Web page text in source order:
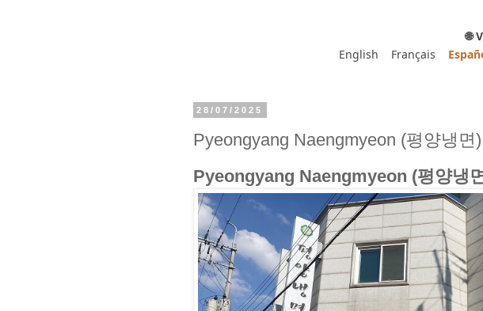
🌐
English
Français
28/07/2025
Pyeongyang Naengmyeon (평양냉면)
Pyeongyang Naengmyeon (평양냉